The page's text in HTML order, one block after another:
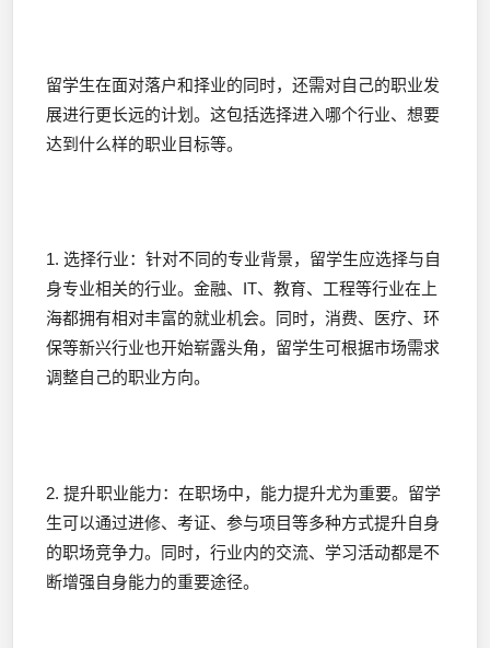
留学生在面对落户和择业的同时，还需对自己的职业发
展进行更长远的计划。这包括选择进入哪个行业、想要
达到什么样的职业目标等。
1. 选择行业：针对不同的专业背景，留学生应选择与自
身专业相关的行业。金融、IT、教育、工程等行业在上
海都拥有相对丰富的就业机会。同时，消费、医疗、环
保等新兴行业也开始崭露头角，留学生可根据市场需求
调整自己的职业方向。
2. 提升职业能力：在职场中，能力提升尤为重要。留学
生可以通过进修、考证、参与项目等多种方式提升自身
的职场竞争力。同时，行业内的交流、学习活动都是不
断增强自身能力的重要途径。